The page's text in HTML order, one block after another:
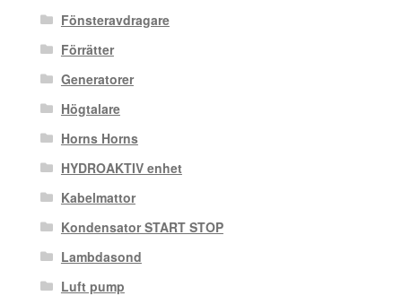
Fönsteravdragare
Förrätter
Generatorer
Högtalare
Horns Horns
HYDROAKTIV enhet
Kabelmattor
Kondensator START STOP
Lambdasond
Luft pump